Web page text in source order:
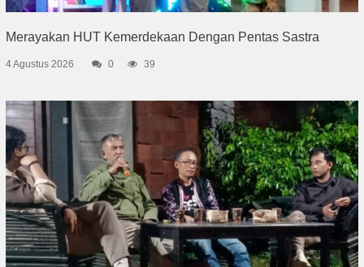
Merayakan HUT Kemerdekaan Dengan Pentas Sastra
4 Agustus 2026 0 39